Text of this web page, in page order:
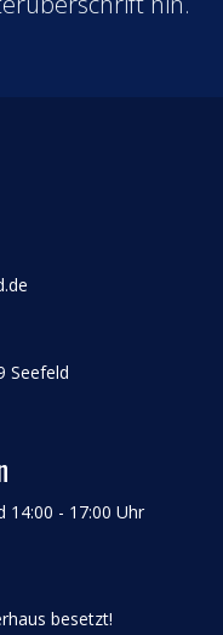
Seefeld
14:00 - 17:00 Uhr
besetzt!